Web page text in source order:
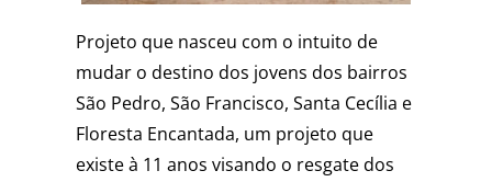
Projeto que nasceu com o intuito de
mudar o destino dos jovens dos bairros
São Pedro, São Francisco, Santa Cecília e
Floresta Encantada, um projeto que
existe à 11 anos visando o resgate dos